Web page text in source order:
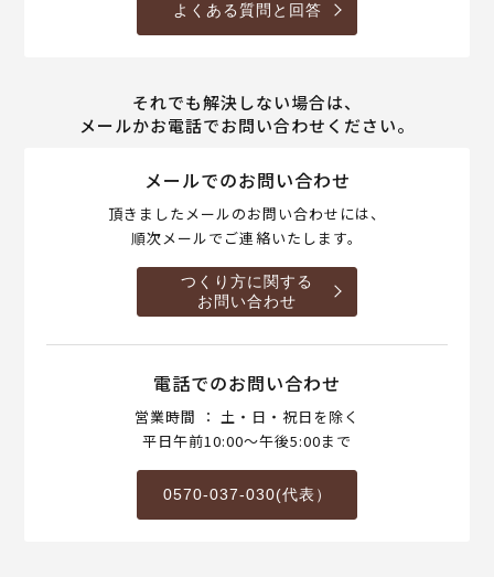
よくある質問と回答
それでも解決しない場合は、
メールかお電話でお問い合わせください。
メールでのお問い合わせ
頂きましたメールのお問い合わせには、
順次メールでご連絡いたします。
つくり方に関する
お問い合わせ
電話でのお問い合わせ
営業時間 ： 土・日・祝日を除く
平日午前10:00～午後5:00まで
0570-037-030(代表）